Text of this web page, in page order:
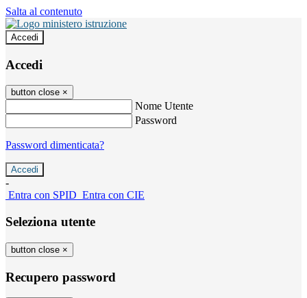
Salta al contenuto
Accedi
Accedi
button close ×
Nome Utente
Password
Password dimenticata?
-
Entra con SPID Entra con CIE
Seleziona utente
button close ×
Recupero password